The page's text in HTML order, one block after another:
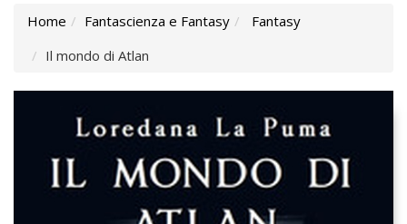
Home Fantascienza e Fantasy
Fantasy
Il mondo di Atlan